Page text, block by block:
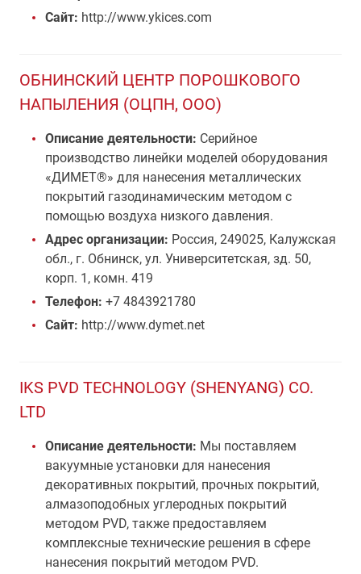
Сайт: http://www.ykices.com
ОБНИНСКИЙ ЦЕНТР ПОРОШКОВОГО
НАПЫЛЕНИЯ (ОЦПН, ООО)
Описание деятельности: Cерийное
производство линейки моделей оборудования
«ДИМЕТ®» для нанесения металлических
покрытий газодинамическим методом с
помощью воздуха низкого давления.
Адрес организации: Россия, 249025, Калужская
обл., г. Обнинск, ул. Университетская, зд. 50,
корп. 1, комн. 419
Телефон: +7 4843921780
Сайт: http://www.dymet.net
IKS PVD TECHNOLOGY (SHENYANG) CO.
LTD
Описание деятельности: Мы поставляем
вакуумные установки для нанесения
декоративных покрытий, прочных покрытий,
алмазоподобных углеродных покрытий
методом PVD, также предоставляем
комплексные технические решения в сфере
нанесения покрытий методом PVD.